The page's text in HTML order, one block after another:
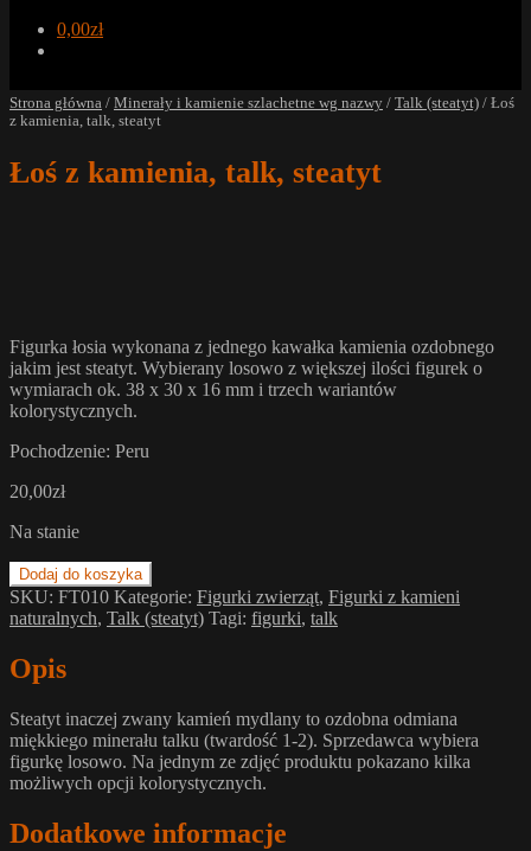
0,00zł
Strona główna / Minerały i kamienie szlachetne wg nazwy / Talk (steatyt) / Łoś
z kamienia, talk, steatyt
Łoś z kamienia, talk, steatyt
Figurka łosia wykonana z jednego kawałka kamienia ozdobnego
jakim jest steatyt. Wybierany losowo z większej ilości figurek o
wymiarach ok. 38 x 30 x 16 mm i trzech wariantów
kolorystycznych.
Pochodzenie: Peru
20,00zł
Na stanie
Dodaj do koszyka
SKU: FT010 Kategorie: Figurki zwierząt, Figurki z kamieni
naturalnych, Talk (steatyt) Tagi: figurki, talk
Opis
Steatyt inaczej zwany kamień mydlany to ozdobna odmiana
miękkiego minerału talku (twardość 1-2). Sprzedawca wybiera
figurkę losowo. Na jednym ze zdjęć produktu pokazano kilka
możliwych opcji kolorystycznych.
Dodatkowe informacje